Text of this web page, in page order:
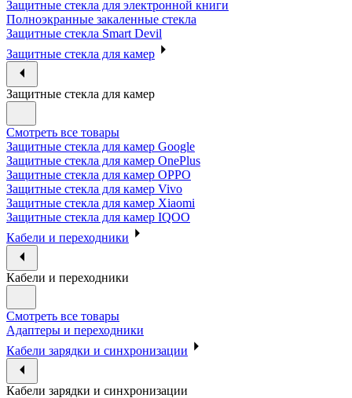
Защитные стекла для электронной книги
Полноэкранные закаленные стекла
Защитные стекла Smart Devil
Защитные стекла для камер
Защитные стекла для камер
Смотреть все товары
Защитные стекла для камер Google
Защитные стекла для камер OnePlus
Защитные стекла для камер OPPO
Защитные стекла для камер Vivo
Защитные стекла для камер Xiaomi
Защитные стекла для камер IQOO
Кабели и переходники
Кабели и переходники
Смотреть все товары
Адаптеры и переходники
Кабели зарядки и синхронизации
Кабели зарядки и синхронизации